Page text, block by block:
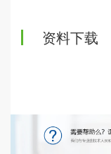
资料下载